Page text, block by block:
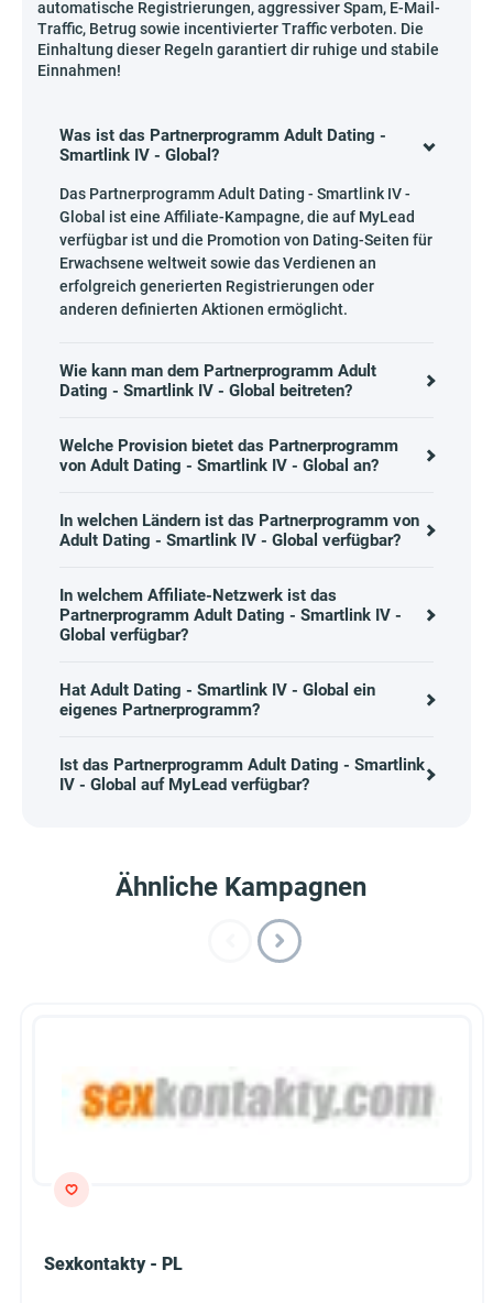
automatische Registrierungen, aggressiver Spam, E-Mail-
Traffic, Betrug sowie incentivierter Traffic verboten. Die
Einhaltung dieser Regeln garantiert dir ruhige und stabile
Einnahmen!
Was ist das Partnerprogramm Adult Dating -
Smartlink IV - Global?
Das Partnerprogramm Adult Dating - Smartlink IV -
Global ist eine Affiliate-Kampagne, die auf MyLead
verfügbar ist und die Promotion von Dating-Seiten für
Erwachsene weltweit sowie das Verdienen an
erfolgreich generierten Registrierungen oder
anderen definierten Aktionen ermöglicht.
Wie kann man dem Partnerprogramm Adult
Dating - Smartlink IV - Global beitreten?
Welche Provision bietet das Partnerprogramm
von Adult Dating - Smartlink IV - Global an?
In welchen Ländern ist das Partnerprogramm von
Adult Dating - Smartlink IV - Global verfügbar?
In welchem Affiliate-Netzwerk ist das
Partnerprogramm Adult Dating - Smartlink IV -
Global verfügbar?
Hat Adult Dating - Smartlink IV - Global ein
eigenes Partnerprogramm?
Ist das Partnerprogramm Adult Dating - Smartlink
IV - Global auf MyLead verfügbar?
Ähnliche Kampagnen
Sexkontakty - PL